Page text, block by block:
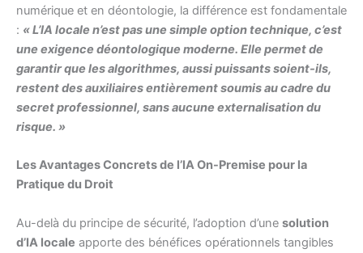
numérique et en déontologie, la différence est fondamentale
: « L’IA locale n’est pas une simple option technique, c’est
une exigence déontologique moderne. Elle permet de
garantir que les algorithmes, aussi puissants soient-ils,
restent des auxiliaires entièrement soumis au cadre du
secret professionnel, sans aucune externalisation du
risque. »
Les Avantages Concrets de l’IA On-Premise pour la
Pratique du Droit
Au-delà du principe de sécurité, l’adoption d’une solution
d’IA locale apporte des bénéfices opérationnels tangibles